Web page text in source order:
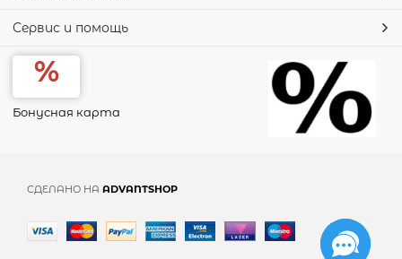
Сервис и помощь
Бонусная карта
СДЕЛАНО НА ADVANTSHOP